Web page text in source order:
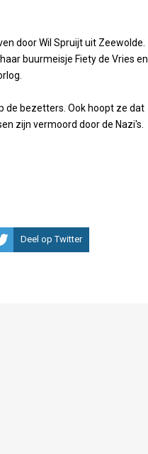
door Wil Spruijt uit Zeewolde.
buurmeisje Fiety de Vries en
de bezetters. Ook hoopt ze dat
zijn vermoord door de Nazi's.
Deel op Twitter